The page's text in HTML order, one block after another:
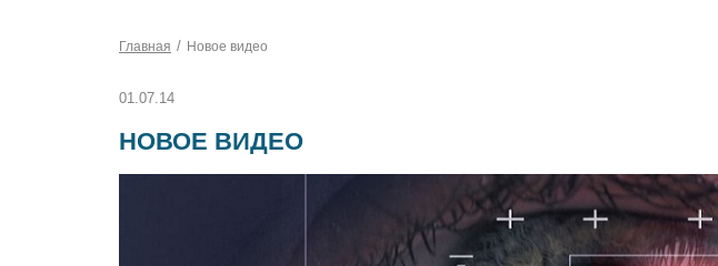
Главная / Новое видео
01.07.14
НОВОЕ ВИДЕО